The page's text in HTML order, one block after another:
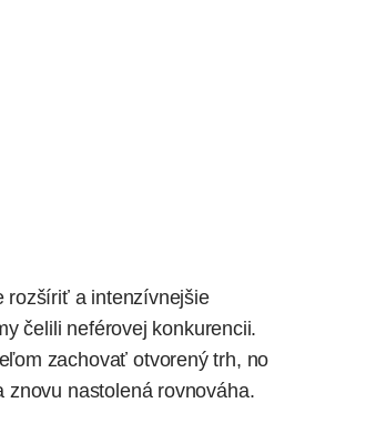
rozšíriť a intenzívnejšie
čelili neférovej konkurencii.
zachovať otvorený trh, no
nastolená rovnováha.